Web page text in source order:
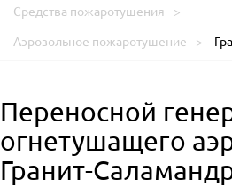
Средства пожаротушения
Аэрозольное пожаротушение
Переносной
огнетушащего
Гранит-